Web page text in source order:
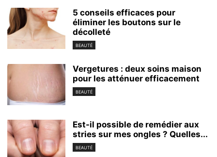
5 conseils efficaces pour
éliminer les boutons sur le
décolleté
BEAUTÉ
Vergetures : deux soins maison
pour les atténuer efficacement
BEAUTÉ
Est-il possible de remédier aux
stries sur mes ongles ? Quelles...
BEAUTÉ